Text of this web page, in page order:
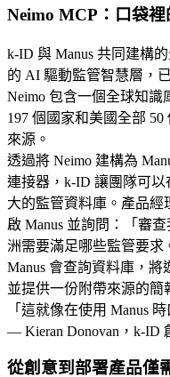
Neimo MCP：口袋裡
k-ID 與 Manus 共同建構
的 AI 驅動監管智慧層，
Neimo 包含一個全球知
197 個國家和美國全部
來源。
透過將 Neimo 建構為
連接器，k-ID 讓團隊可
大的監管資料庫。產品經
啟 Manus 並詢問：「審
洲需要滿足哪些監管要求
Manus 會查詢資料庫，將
並提供一份附帶來源的簡
「這就像在使用 Manus
— Kieran Donovan，k-ID
從創意到部署產品僅